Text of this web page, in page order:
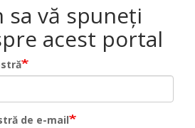
sa vă spuneți
acest portal
de e-mail